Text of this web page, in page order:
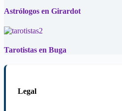
Astrólogos en Girardot
Tarotistas en Buga
Legal